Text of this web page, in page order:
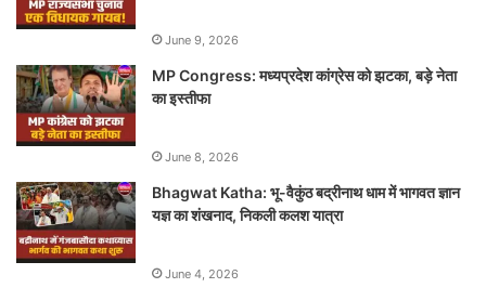
June 9, 2026
MP Congress: मध्यप्रदेश कांग्रेस को झटका, बड़े नेता
का इस्तीफा
June 8, 2026
Bhagwat Katha: भू-वैकुंठ बद्रीनाथ धाम में भागवत ज्ञान
यज्ञ का शंखनाद, निकली कलश यात्रा
June 4, 2026